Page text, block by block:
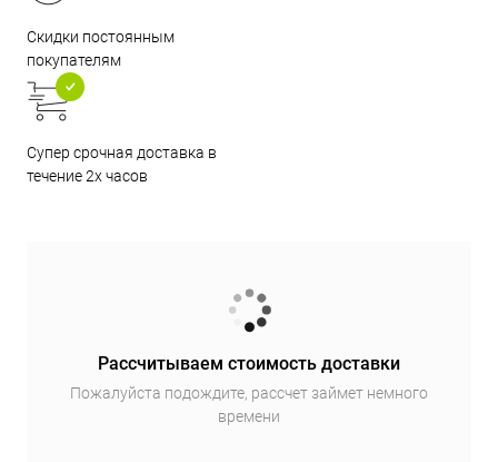
Скидки постоянным
покупателям
Супер срочная доставка в
течение 2х часов
Рассчитываем стоимость доставки
Пожалуйста подождите, рассчет займет немного
времени